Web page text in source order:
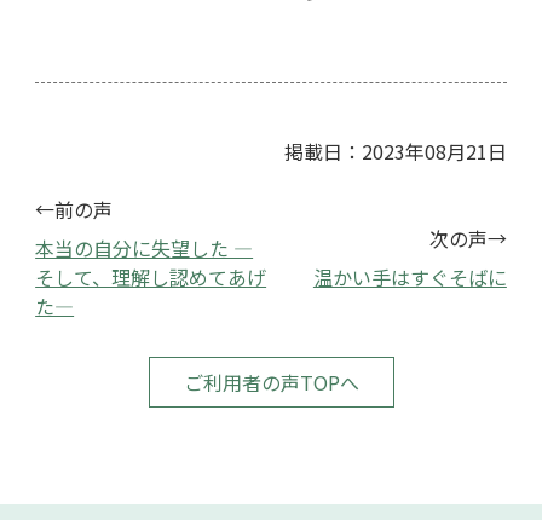
掲載日：2023年08月21日
←前の声
本当の自分に失望した ―
そして、理解し認めてあげ
た―
次の声→
温かい手はすぐそばに
ご利用者の声TOPへ